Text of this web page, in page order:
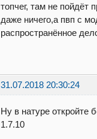
топчег, там не пойдёт
даже ничего,а пвп с
распространённое
31.07.2018 20:30:24
Ну в натуре откройте
1.7.10